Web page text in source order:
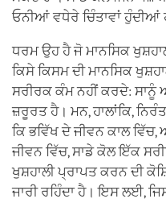
ਓਨੀਆਂ ਵਧੇਰੇ ਚਿੰਤਾਵਾਂ ਹੁੰਦੀਆਂ
ਧਰਮ ਉਹ ਹੈ ਜੋ ਮਾਨਸਿਕ
ਕਿਸੇ ਕਿਸਮ ਦੀ ਮਾਨਸਿਕ
ਸਰੀਰਕ ਕੰਮ ਨਹੀਂ ਕਰਦੇ:
ਜ਼ਰੂਰਤ ਹੈ। ਮਨ, ਹਾਲਾਂਕਿ,
ਕਿ ਭਵਿੱਖ ਦੇ ਜੀਵਨ ਕਾਲ
ਜੀਵਨ ਵਿੱਚ, ਸਾਡੇ ਕੋਲ ਇੱਕ
ਖੁਸ਼ਹਾਲੀ ਪ੍ਰਾਪਤ ਕਰਨ ਦੀ
ਜਾਰੀ ਰਹਿੰਦਾ ਹੈ। ਇਸ ਲਈ,